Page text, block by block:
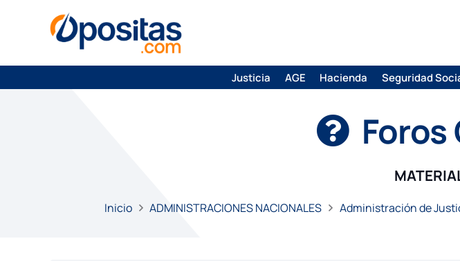
Justicia AGE Hacienda Seguridad
Foros
Inicio ADMINISTRACIONES NACIONALES Administración de